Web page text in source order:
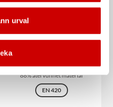
urval
Montagehandske Softflex
88% återvunnet material
EN 420